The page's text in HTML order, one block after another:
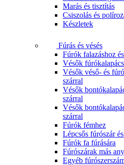
Marás és tisztítás
Csiszolás és
Készletek
Fúrás és vésés
Fúrók falazáshoz
Vésők
Vésők véső- és
szárral
Vésők
szárral
Vésők
szárral
Fúrók fémhez
Lépcsős fúrószár
Fúrók fa fúrására
Fúrószárak más
Egyéb